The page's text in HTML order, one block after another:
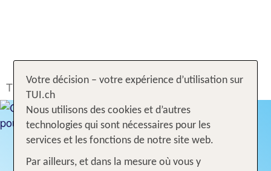
TUI.ch Rechercher & Réserver Hôtel Réunion
Votre décision – votre expérience d’utilisation sur
TUI.ch
Nous utilisons des cookies et d’autres
technologies qui sont nécessaires pour les
services et les fonctions de notre site web.
Par ailleurs, et dans la mesure où vous y